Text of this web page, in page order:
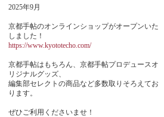
2025年9月
京都手帖のオンラインショップがオープンいた
しました！
https://www.kyototecho.com/
京都手帖はもちろん、京都手帖プロデュースオ
リジナルグッズ、
編集部セレクトの商品など多数取りそろえてお
ります。
ぜひご利用くださいませ！